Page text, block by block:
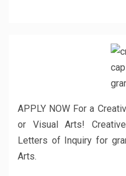
APPLY NOW For a
or Visual Arts!
Letters of Inquiry for
Arts.